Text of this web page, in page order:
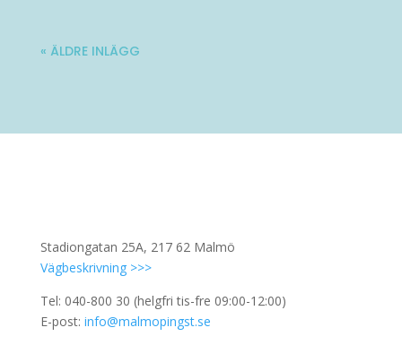
« ÄLDRE INLÄGG
Stadiongatan 25A, 217 62 Malmö
Vägbeskrivning >>>
Tel: 040-800 30 (helgfri tis-fre 09:00-12:00)
E-post: info@malmopingst.se